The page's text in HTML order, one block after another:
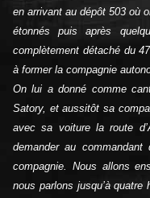
en arrivant au dépôt 503 où
étonnés puis après
complètement détaché du 47
à former la compagnie
On lui a donné comme
Satory, et aussitôt sa
avec sa voiture la route
demander au
compagnie. Nous allons
nous parlons jusqu’à